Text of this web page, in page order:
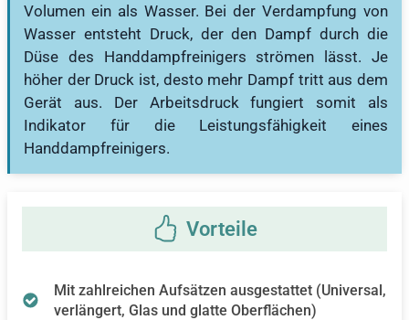
Volumen ein als Wasser. Bei der Verdampfung von
Wasser entsteht Druck, der den Dampf durch die
Düse des Handdampfreinigers strömen lässt. Je
höher der Druck ist, desto mehr Dampf tritt aus dem
Gerät aus. Der Arbeitsdruck fungiert somit als
Indikator für die Leistungsfähigkeit eines
Handdampfreinigers.
Mit zahlreichen Aufsätzen ausgestattet (Universal,
verlängert, Glas und glatte Oberflächen)